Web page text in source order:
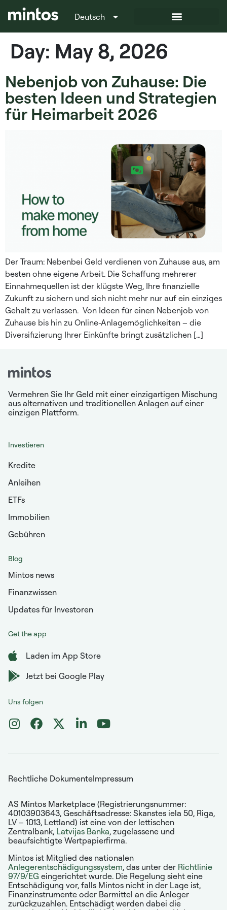
Deutsch
Italiano
Day: May 8, 2026
Nebenjob von Zuhause: Die
besten Ideen und Strategien
für Heimarbeit 2026
Der Traum: Nebenbei Geld verdienen von Zuhause aus, am
besten ohne eigene Arbeit. Die Schaffung mehrerer
Einnahmequellen ist der klügste Weg, Ihre finanzielle
Zukunft zu sichern und sich nicht mehr nur auf ein einziges
Gehalt zu verlassen. Von Ideen für einen Nebenjob von
Zuhause bis hin zu Online-Anlagemöglichkeiten – die
Diversifizierung Ihrer Einkünfte bringt zusätzlichen […]
Vermehren Sie Ihr Geld mit einer einzigartigen Mischung
aus alternativen und traditionellen Anlagen auf einer
einzigen Plattform.
Investieren
Kredite
Anleihen
ETFs
Immobilien
Gebühren
Blog
Mintos news
Finanzwissen
Updates für Investoren
Get the app
Laden im App Store
Jetzt bei Google Play
Uns folgen
Rechtliche DokumenteImpressum
AS Mintos Marketplace (Registrierungsnummer:
40103903643, Geschäftsadresse: Skanstes iela 50, Riga,
LV – 1013, Lettland) ist eine von der lettischen
Zentralbank, Latvijas Banka, zugelassene und
beaufsichtigte Wertpapierfirma.
Mintos ist Mitglied des nationalen
Anlegerentschädigungssystem, das unter der Richtlinie
97/9/EG eingerichtet wurde. Die Regelung sieht eine
Entschädigung vor, falls Mintos nicht in der Lage ist,
Finanzinstrumente oder Barmittel an die Anleger
zurückzuzahlen. Entschädigt werden dabei die